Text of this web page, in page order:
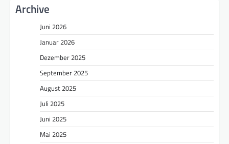
Archive
Juni 2026
Januar 2026
Dezember 2025
September 2025
August 2025
Juli 2025
Juni 2025
Mai 2025